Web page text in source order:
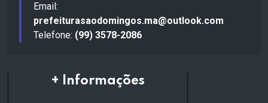
Email:
prefeiturasaodomingos.ma@outlook.com
Telefone: (99) 3578-2086
+ Informações